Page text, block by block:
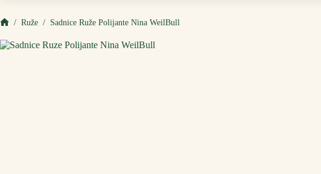
/ Ruže / Sadnice Ruže Polijante Nina WeilBull